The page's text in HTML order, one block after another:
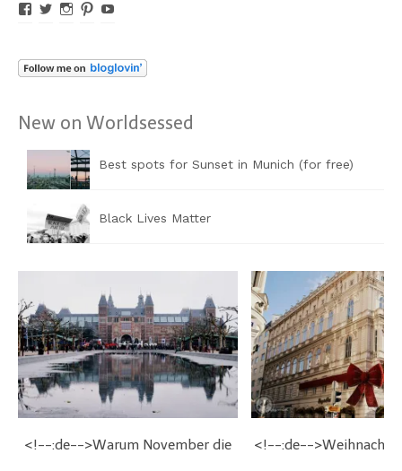
Profil
Facebook
anzeigen
Profil
Twitter
anzeigen
Profil
Instagram
anzeigen
Profil
Pinterest
anzeigen
YouTube
anzeigen
New on Worldsessed
Best spots for Sunset in Munich (for free)
Black Lives Matter
<!--:de-->Warum November die <!--:de--